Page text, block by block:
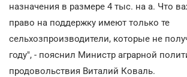
назначения в размере 4 тыс. на а. Что
право на поддержку имеют только те
сельхозпроизводители, которые не
году", - пояснил Министр аграрной
продовольствия Виталий Коваль.